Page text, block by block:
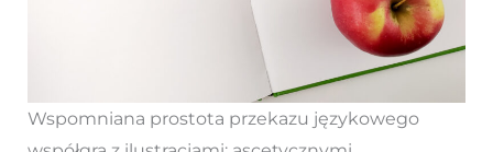
Wspomniana prostota przekazu językowego